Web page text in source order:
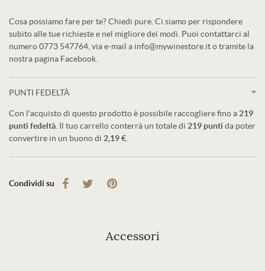
Cosa possiamo fare per te? Chiedi pure. Ci siamo per rispondere
subito alle tue richieste e nel migliore dei modi. Puoi contattarci al
numero 0773 547764, via e-mail a info@mywinestore.it o tramite la
nostra pagina Facebook.
PUNTI FEDELTÀ
Con l'acquisto di questo prodotto è possibile raccogliere fino a 219
punti fedeltà . Il tuo carrello conterrà un totale di 219 punti da poter
convertire in un buono di 2,19 €
Condividi su
Accessori